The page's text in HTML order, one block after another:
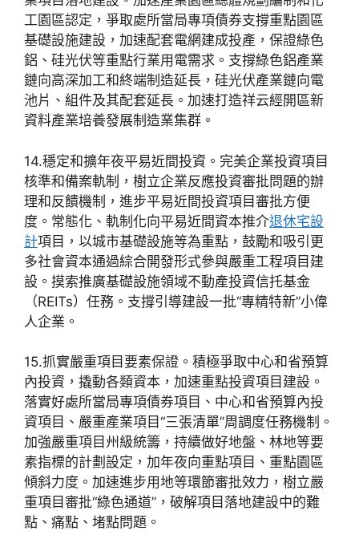
工園區認定，爭取處所當局專項債券支撐重點園區
基礎設施建設，加速配套電網建成投產，保證綠色
鋁、硅光伏等重點行業用電需求。支撐綠色鋁產業
鏈向高深加工和終端制造延長，硅光伏產業鏈向電
池片、組件及其配套延長。加速打造祥云經開區新
資料產業培養發展制造業集群。
14.穩定和擴年夜平易近間投資。完美企業投資項目
核準和備案軌制，樹立企業反應投資審批問題的辦
理和反饋機制，進步平易近間投資項目審批方便
度。常態化、軌制化向平易近間資本推介退休宅設
計項目，以城市基礎設施等為重點，鼓勵和吸引更
多社會資本通過綜合開發形式參與嚴重工程項目建
設。摸索推廣基礎設施領域不動產投資信托基金
（REITs）任務。支撐引導建設一批“專精特新”小偉
人企業。
15.抓實嚴重項目要素保證。積極爭取中心和省預算
內投資，撬動各類資本，加速重點投資項目建設。
落實好處所當局專項債券項目、中心和省預算內投
資項目、嚴重產業項目“三張清單”周調度任務機制。
加強嚴重項目州級統籌，持續做好地盤、林地等要
素指標的計劃設定，加年夜向重點項目、重點園區
傾斜力度。加速進步用地等環節審批效力，樹立嚴
重項目審批“綠色通道”，破解項目落地建設中的難
點、痛點、堵點問題。